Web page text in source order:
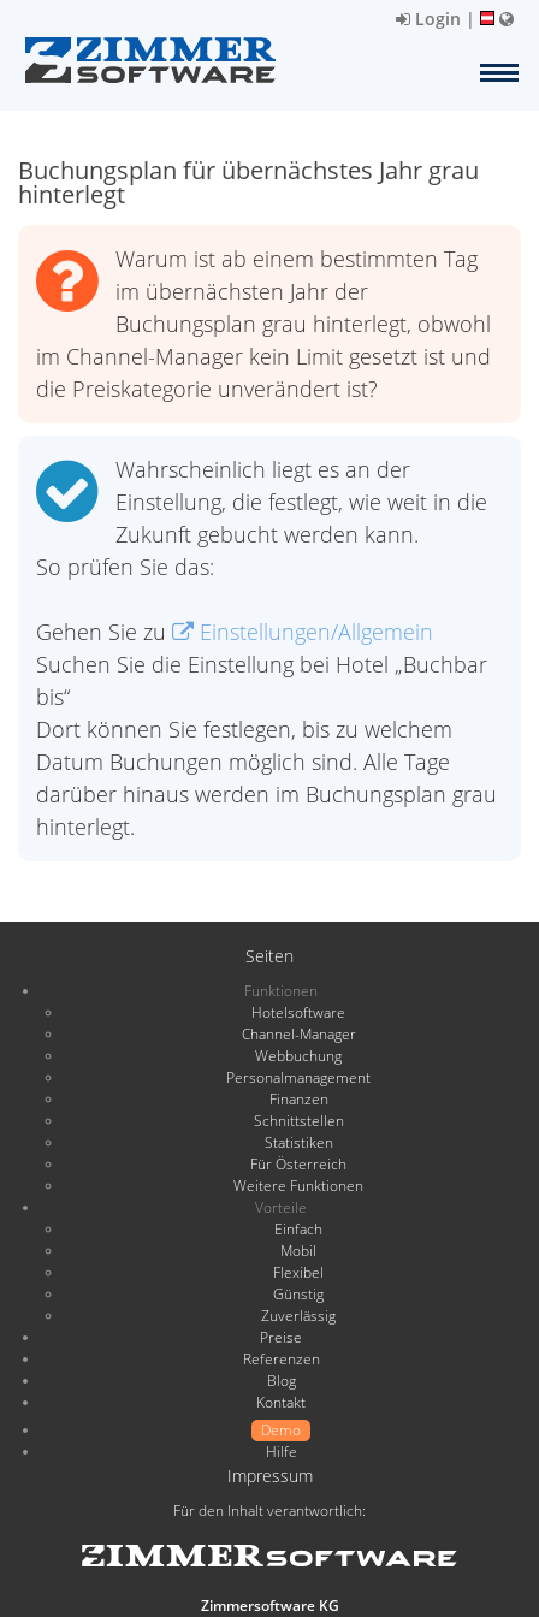
Login |
Buchungsplan für übernächstes Jahr grau
hinterlegt
Warum ist ab einem bestimmten Tag
im übernächsten Jahr der
Buchungsplan grau hinterlegt, obwohl
im Channel-Manager kein Limit gesetzt ist und
die Preiskategorie unverändert ist?
Wahrscheinlich liegt es an der
Einstellung, die festlegt, wie weit in die
Zukunft gebucht werden kann.
So prüfen Sie das:
Gehen Sie zu
Einstellungen/Allgemein
Suchen Sie die Einstellung bei Hotel „Buchbar
bis“
Dort können Sie festlegen, bis zu welchem
Datum Buchungen möglich sind. Alle Tage
darüber hinaus werden im Buchungsplan grau
hinterlegt.
Seiten
Funktionen
Hotelsoftware
Channel-Manager
Webbuchung
Personalmanagement
Finanzen
Schnittstellen
Statistiken
Für Österreich
Weitere Funktionen
Vorteile
Einfach
Mobil
Flexibel
Günstig
Zuverlässig
Preise
Referenzen
Blog
Kontakt
Demo
Hilfe
Impressum
Für den Inhalt verantwortlich:
Zimmersoftware KG